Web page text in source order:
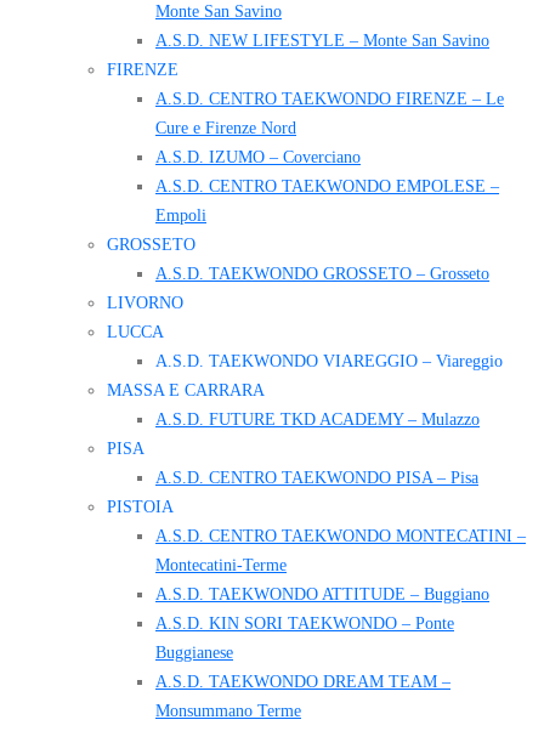
Monte San Savino
A.S.D. NEW LIFESTYLE – Monte San Savino
FIRENZE
A.S.D. CENTRO TAEKWONDO FIRENZE – Le
Cure e Firenze Nord
A.S.D. IZUMO – Coverciano
A.S.D. CENTRO TAEKWONDO EMPOLESE –
Empoli
GROSSETO
A.S.D. TAEKWONDO GROSSETO – Grosseto
LIVORNO
LUCCA
A.S.D. TAEKWONDO VIAREGGIO – Viareggio
MASSA E CARRARA
A.S.D. FUTURE TKD ACADEMY – Mulazzo
PISA
A.S.D. CENTRO TAEKWONDO PISA – Pisa
PISTOIA
A.S.D. CENTRO TAEKWONDO MONTECATINI –
Montecatini-Terme
A.S.D. TAEKWONDO ATTITUDE – Buggiano
A.S.D. KIN SORI TAEKWONDO – Ponte
Buggianese
A.S.D. TAEKWONDO DREAM TEAM –
Monsummano Terme